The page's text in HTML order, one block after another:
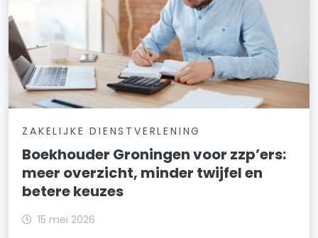
ZAKELIJKE DIENSTVERLENING
Boekhouder Groningen voor zzp’ers:
meer overzicht, minder twijfel en
betere keuzes
15 mei 2026